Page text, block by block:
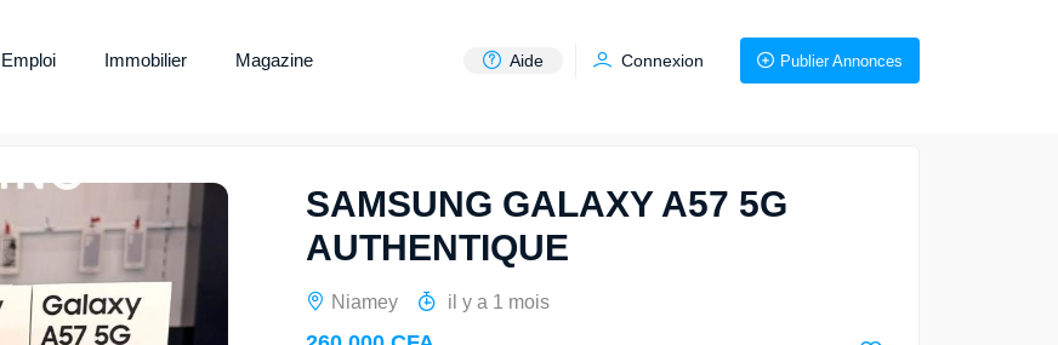
Emploi Immobilier Magazine Aide Connexion Publier Annonces
SAMSUNG GALAXY A57 5G
AUTHENTIQUE
Niamey il y a 1 mois